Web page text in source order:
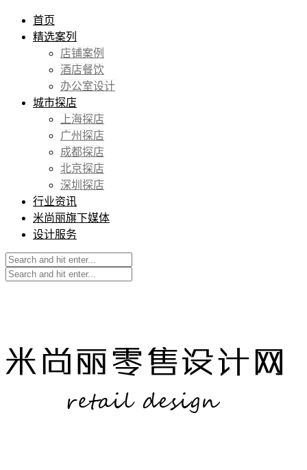
首页
精选案列
店铺案例
酒店餐饮
办公室设计
城市探店
上海探店
广州探店
成都探店
北京探店
深圳探店
行业资讯
米尚丽旗下媒体
设计服务